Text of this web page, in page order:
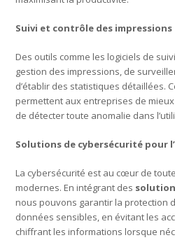
Suivi et contrôle des impressions
Des outils comme les logiciels de
gestion des impressions, de
d’établir des statistiques détaillées.
permettent aux entreprises de
de détecter toute anomalie dans
Solutions de cybersécurité pour
La cybersécurité est au cœur de
modernes. En intégrant des
nous pouvons garantir la protection
données sensibles, en évitant les
chiffrant les informations lorsque